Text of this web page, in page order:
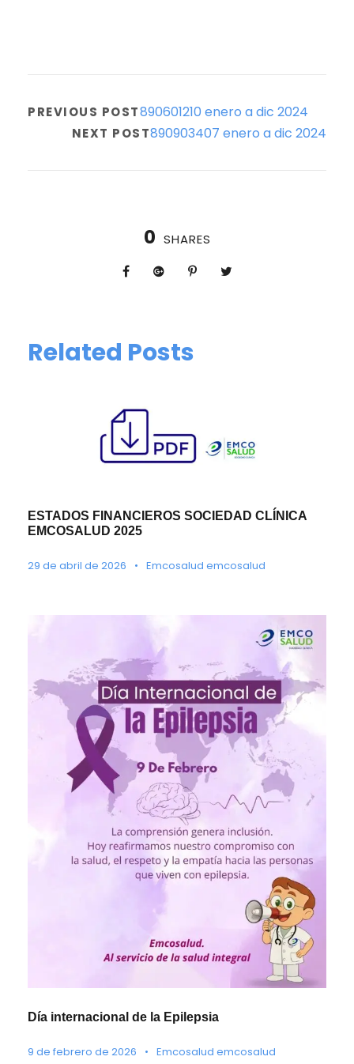
PREVIOUS POST890601210 enero a dic 2024
NEXT POST890903407 enero a dic 2024
0 SHARES
Related Posts
ESTADOS FINANCIEROS SOCIEDAD CLÍNICA
EMCOSALUD 2025
29 de abril de 2026 • Emcosalud emcosalud
Día internacional de la Epilepsia
9 de febrero de 2026 • Emcosalud emcosalud